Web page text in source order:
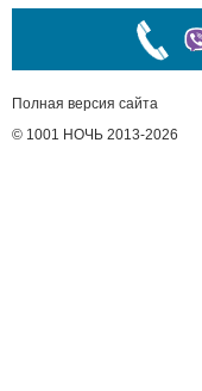
Полная версия сайта
© 1001 НОЧЬ 2013-2026